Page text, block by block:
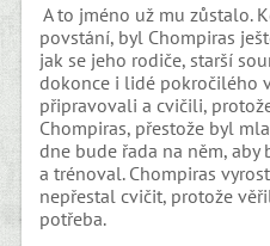
A to jméno už mu zůstalo.
povstání, byl Chompiras
jak se jeho rodiče, starší
dokonce i lidé pokročilého
připravovali a cvičili,
Chompiras, přestože byl
dne bude řada na něm,
a trénoval. Chompiras
nepřestal cvičit, protože
potřeba.